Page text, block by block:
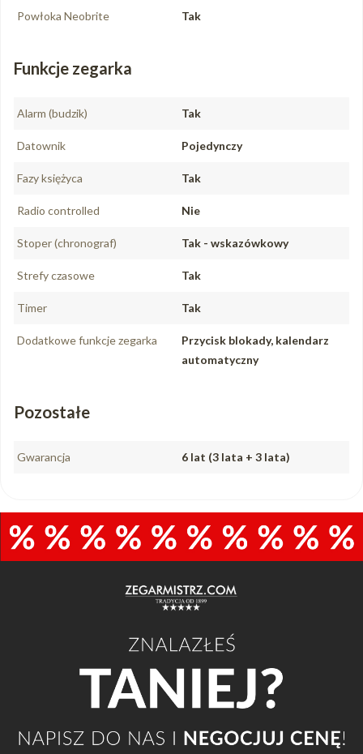
Powłoka Neobrite Tak
Funkcje zegarka
Alarm (budzik) Tak
Datownik Pojedynczy
Fazy księżyca Tak
Radio controlled Nie
Stoper (chronograf) Tak - wskazówkowy
Strefy czasowe Tak
Timer Tak
Dodatkowe funkcje zegarka
Przycisk blokady, kalendarz
automatyczny
Pozostałe
Gwarancja 6 lat (3 lata + 3 lata)